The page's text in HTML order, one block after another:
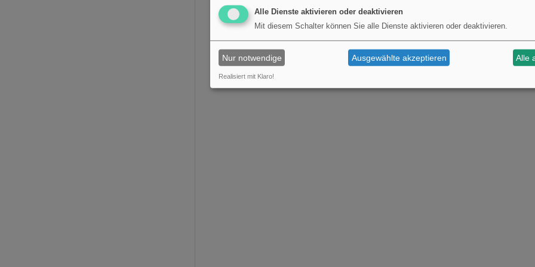
Alle Dienste aktivieren oder deaktivieren
Mit diesem Schalter können Sie alle Dienste aktivieren oder deaktivieren.
Nur notwendige Ausgewählte akzeptieren Alle
Realisiert mit Klaro!